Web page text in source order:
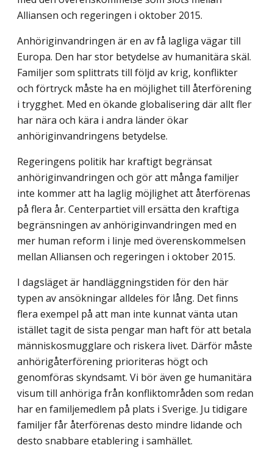
Alliansen och regeringen i oktober 2015.
Anhöriginvandringen är en av få lagliga vägar till
Europa. Den har stor betydelse av humanitära skäl.
Familjer som splittrats till följd av krig, konflikter
och förtryck måste ha en möjlighet till återförening
i trygghet. Med en ökande globalisering där allt fler
har nära och kära i andra länder ökar
anhöriginvandringens betydelse.
Regeringens politik har kraftigt begränsat
anhöriginvandringen och gör att många familjer
inte kommer att ha laglig möjlighet att återförenas
på flera år. Centerpartiet vill ersätta den kraftiga
begränsningen av anhöriginvandringen med en
mer human reform i linje med överenskommelsen
mellan Alliansen och regeringen i oktober 2015.
I dagsläget är handläggningstiden för den här
typen av ansökningar alldeles för lång. Det finns
flera exempel på att man inte kunnat vänta utan
istället tagit de sista pengar man haft för att betala
människosmugglare och riskera livet. Därför måste
anhörig­återförening prioriteras högt och
genomföras skyndsamt. Vi bör även ge humanitära
visum till anhöriga från konfliktområden som redan
har en familjemedlem på plats i Sverige. Ju tidigare
familjer får återförenas desto mindre lidande och
desto snabbare etablering i samhället.